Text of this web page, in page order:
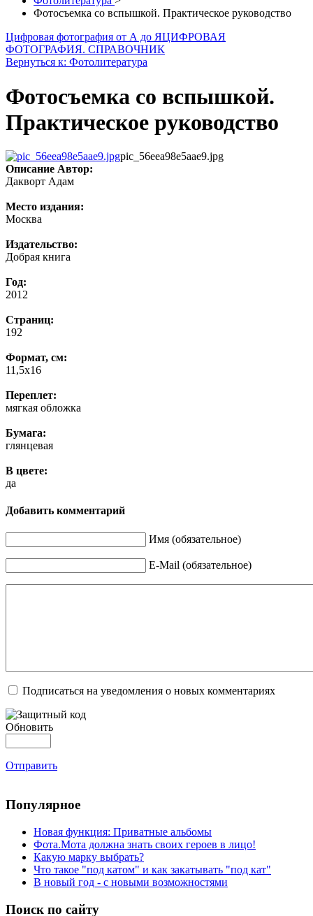
Фотосъемка со вспышкой. Практическое руководство
Цифровая фотография от А до ЯЦИФРОВАЯ
ФОТОГРАФИЯ. СПРАВОЧНИК
Вернуться к: Фотолитература
Фотосъемка со вспышкой.
Практическое руководство
pic_56eea98e5aae9.jpg
Описание Автор:
Дакворт Адам
Место издания:
Москва
Издательство:
Добрая книга
Год:
2012
Страниц:
192
Формат, см:
11,5х16
Переплет:
мягкая обложка
Бумага:
глянцевая
В цвете:
да
Добавить комментарий
Имя (обязательное)
E-Mail (обязательное)
Подписаться на уведомления о новых комментариях
Обновить
Отправить
Популярное
Новая функция: Приватные альбомы
Фота.Мота должна знать своих героев в лицо!
Какую марку выбрать?
Что такое "под катом" и как закатывать "под кат"
В новый год - с новыми возможностями
Поиск по сайту